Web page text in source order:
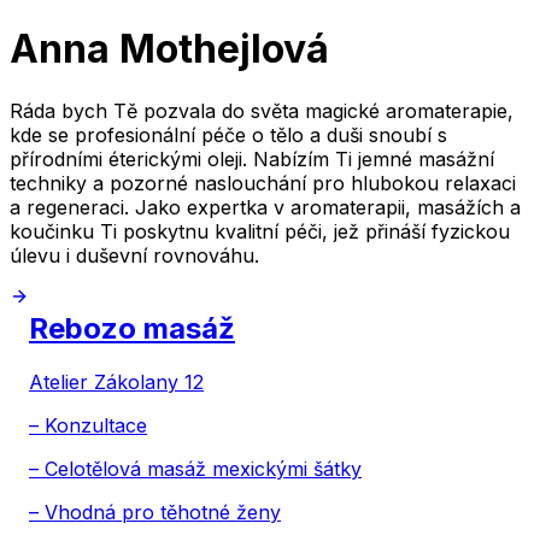
Anna Mothejlová
Ráda bych Tě pozvala do světa magické aromaterapie,
kde se profesionální péče o tělo a duši snoubí s
přírodními éterickými oleji. Nabízím Ti jemné masážní
techniky a pozorné naslouchání pro hlubokou relaxaci
a regeneraci. Jako expertka v aromaterapii, masážích a
koučinku Ti poskytnu kvalitní péči, jež přináší fyzickou
úlevu i duševní rovnováhu.
Rebozo masáž
Atelier Zákolany 12
– Konzultace
– Celotělová masáž mexickými šátky
– Vhodná pro těhotné ženy